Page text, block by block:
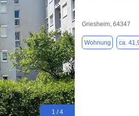
1 / 4
Griesheim, 64347
Wohnung ca.